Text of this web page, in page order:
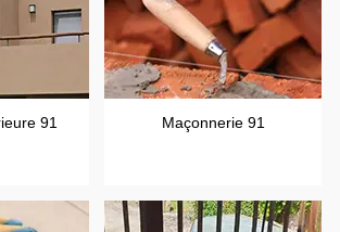
91 Maçonnerie 91